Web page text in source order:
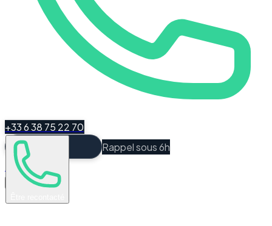
+33 6 38 75 22 70
Rappel sous 6h
Espace Client